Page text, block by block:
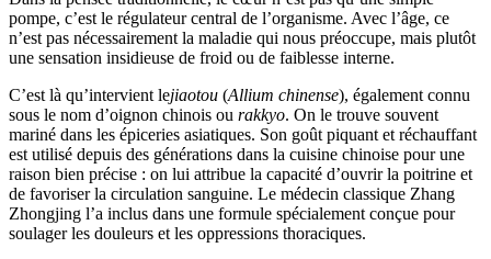
pompe, c’est le régulateur central de l’organisme. Avec l’âge, ce
n’est pas nécessairement la maladie qui nous préoccupe, mais plutôt
une sensation insidieuse de froid ou de faiblesse interne.
C’est là qu’intervient lejiaotou (Allium chinense), également connu
sous le nom d’oignon chinois ou rakkyo. On le trouve souvent
mariné dans les épiceries asiatiques. Son goût piquant et réchauffant
est utilisé depuis des générations dans la cuisine chinoise pour une
raison bien précise : on lui attribue la capacité d’ouvrir la poitrine et
de favoriser la circulation sanguine. Le médecin classique Zhang
Zhongjing l’a inclus dans une formule spécialement conçue pour
soulager les douleurs et les oppressions thoraciques.